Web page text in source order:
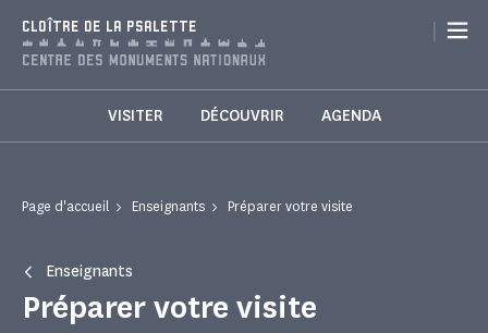
CLOÎTRE DE LA PSALETTE |
VISITER DÉCOUVRIR AGENDA
Page d'accueil Enseignants Préparer votre visite
Enseignants
Préparer votre visite